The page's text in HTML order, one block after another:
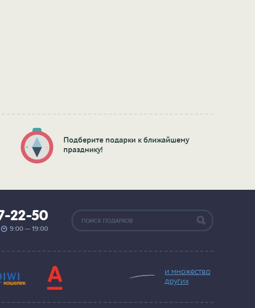
Подберите подарки к ближайшему
празднику!
22-50
9:00 — 19:00
и множество
других